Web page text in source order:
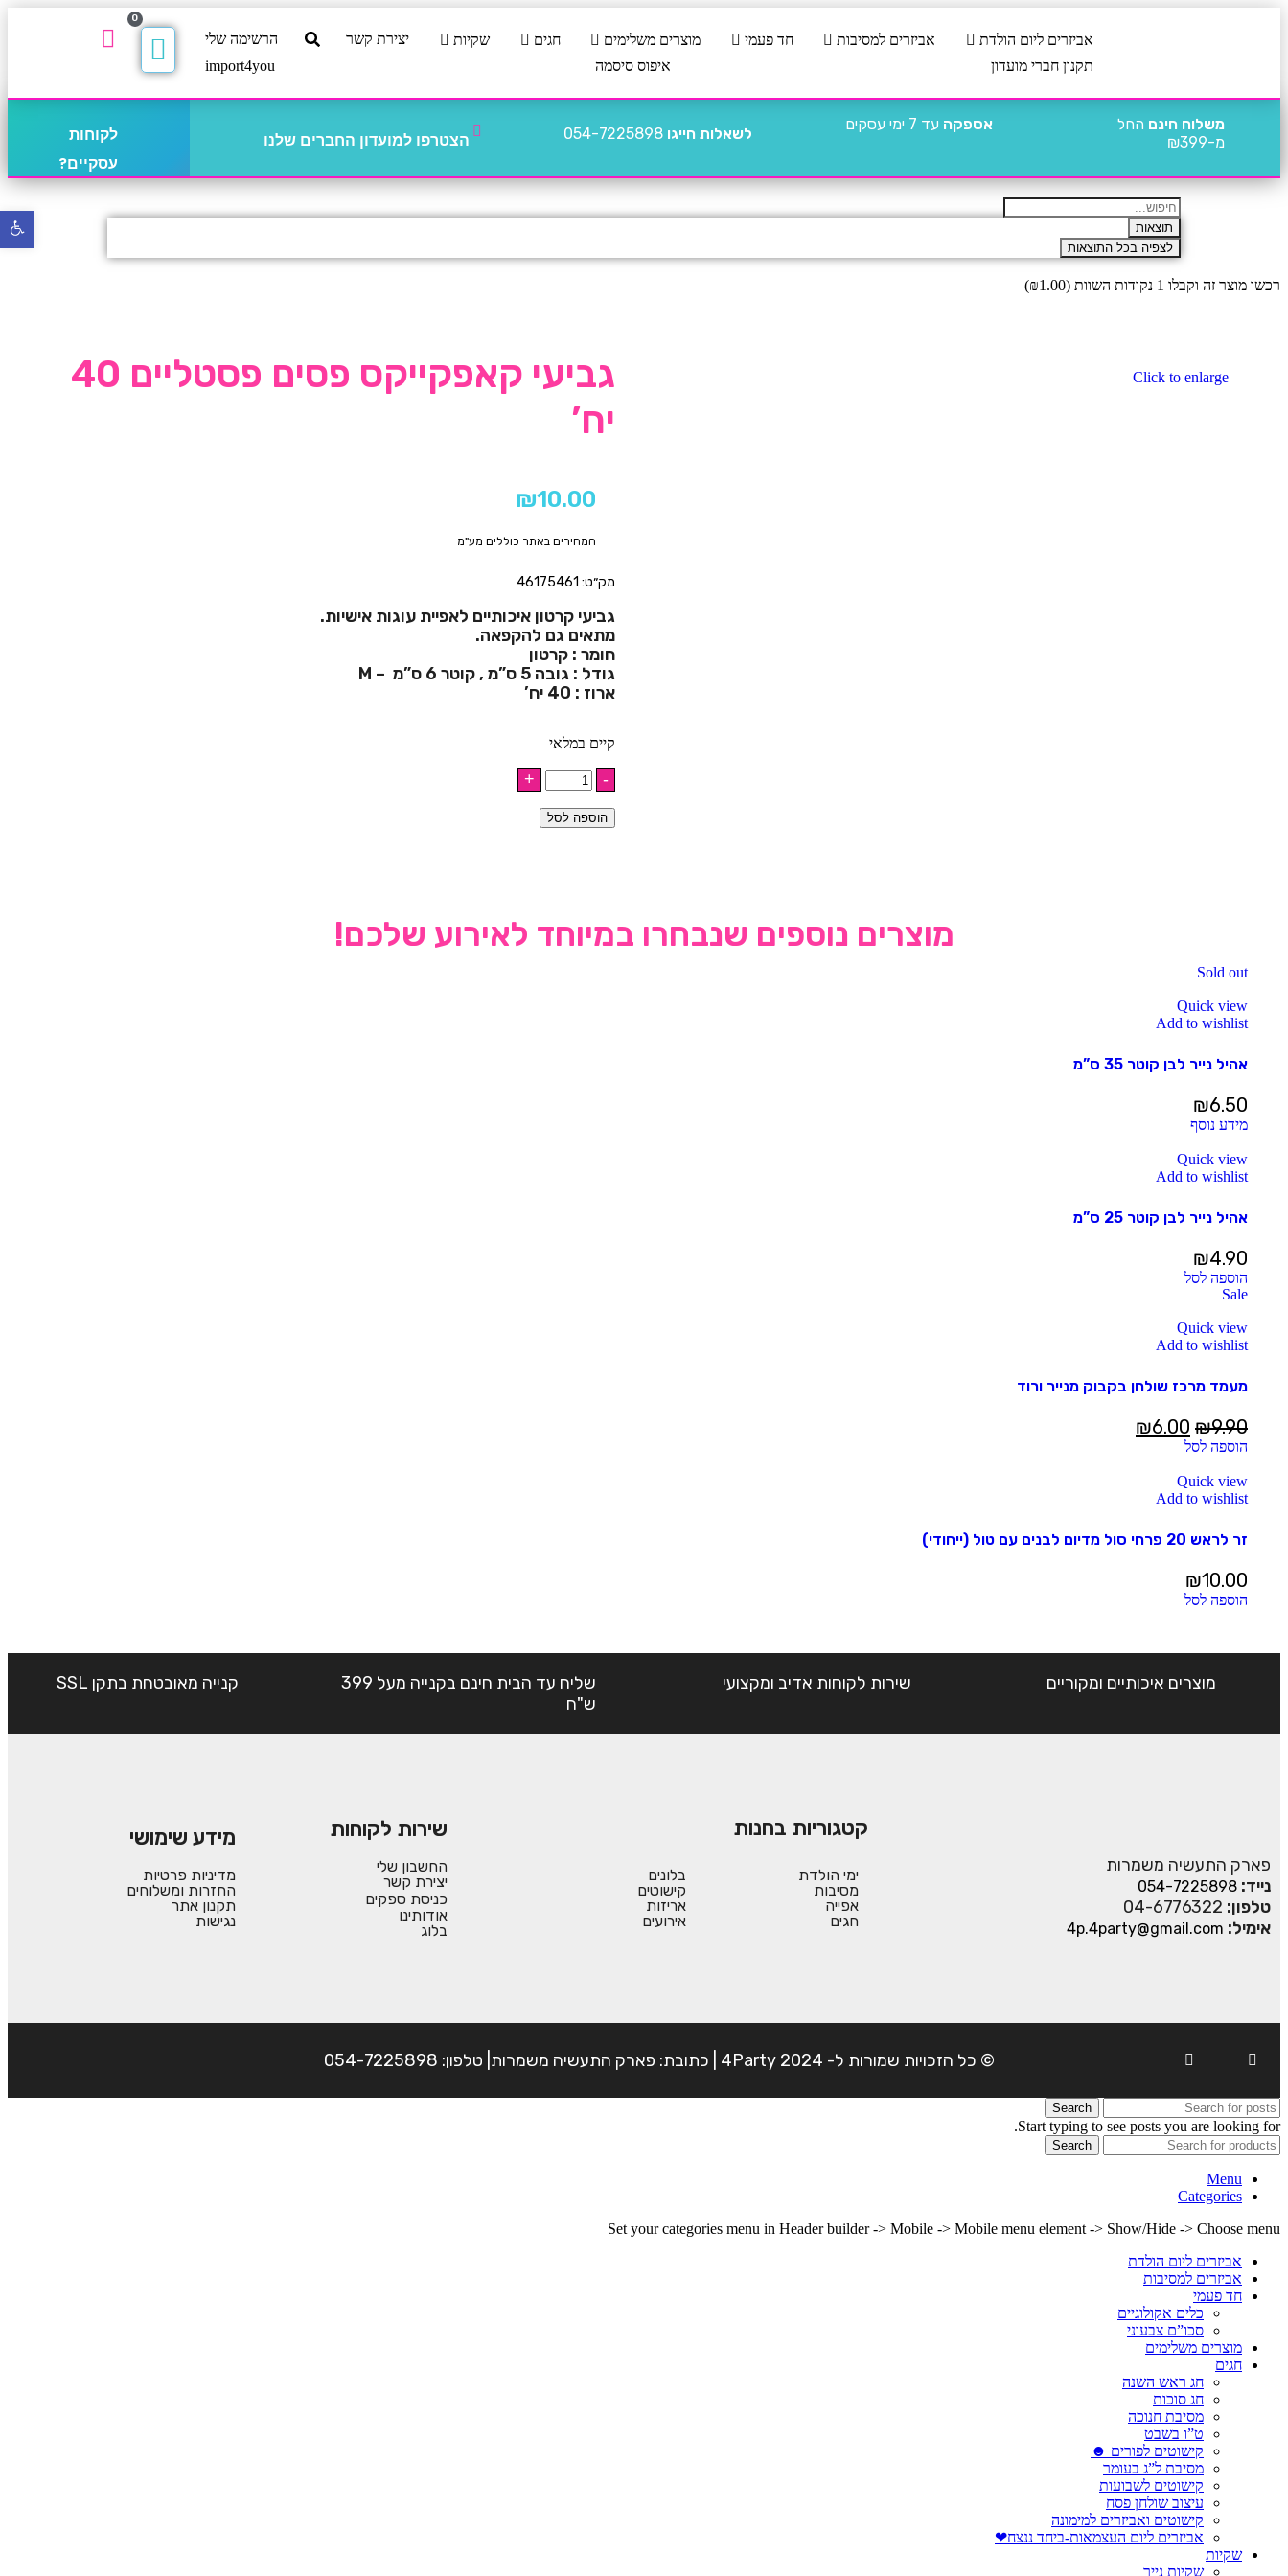
אביזרים ליום הולדת אביזרים למסיבות חד פעמי מוצרים משלימים חגים שקיות יצירת קשר
הרשימה שלי
תקנון חברי מועדון
איפוס סיסמה import4you
0
משלוח חינם החל
מ-₪399
אספקה עד 7 ימי עסקים
לשאלות חייגו 054-7225898 הצטרפו למועדון החברים שלנו
לקוחות
עסקיים?
תוצאות
לצפיה בכל התוצאות
רכשו מוצר זה וקבלו 1 נקודות השוות ( ₪1.00
)
Click to enlarge
גביעי קאפקייקס פסים פסטליים 40
יח’
₪10.00
המחירים באתר כוללים מע"מ
מק״ט: 46175461
גביעי קרטון איכותיים לאפיית עוגות אישיות.
מתאים גם להקפאה.
חומר : קרטון
גודל : גובה 5 ס”מ , קוטר 6 ס”מ – M
ארוז : 40 יח’
קיים במלאי
הוספה לסל
מוצרים נוספים שנבחרו במיוחד לאירוע שלכם!
Sold out
Quick view
Add to wishlist
אהיל נייר לבן קוטר 35 ס”מ
₪6.50
מידע נוסף
Quick view
Add to wishlist
אהיל נייר לבן קוטר 25 ס”מ
₪4.90
הוספה לסל
Sale
Quick view
Add to wishlist
מעמד מרכז שולחן בקבוק מנייר ורוד
₪9.90
₪6.00
הוספה לסל
Quick view
Add to wishlist
זר לראש 20 פרחי סול מדיום לבנים עם טול (ייחודי)
₪10.00
הוספה לסל
מוצרים איכותיים ומקוריים שירות לקוחות אדיב ומקצועי
שליח עד הבית חינם בקנייה מעל 399
ש"ח
קנייה מאובטחת בתקן SSL
פארק התעשיה משמרות
נייד: 054-7225898
טלפון: 04-6776322
אימיל: 4p.4party@gmail.com
קטגוריות בחנות
ימי הולדת
מסיבות
אפייה
חגים
בלונים
קישוטים
אריזות
אירועים
שירות לקוחות
החשבון שלי
יצירת קשר
כניסת ספקים
אודותינו
בלוג
מידע שימושי
מדיניות פרטיות
החזרות ומשלוחים
תקנון אתר
נגישות
© כל הזכויות שמורות ל- 4Party 2024 | כתובת: פארק התעשיה משמרות| טלפון: 054-7225898
Search
Start typing to see posts you are looking for.
Search
Menu
Categories
Set your categories menu in Header builder -> Mobile -> Mobile menu element -> Show/Hide -> Choose menu
אביזרים ליום הולדת
אביזרים למסיבות
חד פעמי
כלים אקולוגיים
סכו”ם צבעוני
מוצרים משלימים
חגים
חג ראש השנה
חג סוכות
מסיבת חנוכה
ט”ו בשבט
קישוטים לפורים ☻
מסיבת ל”ג בעומר
קישוטים לשבועות
עיצוב שולחן פסח
קישוטים ואביזרים למימונה
אביזרים ליום העצמאות-ביחד ננצח❤
שקיות
שקיות נייר
פתח